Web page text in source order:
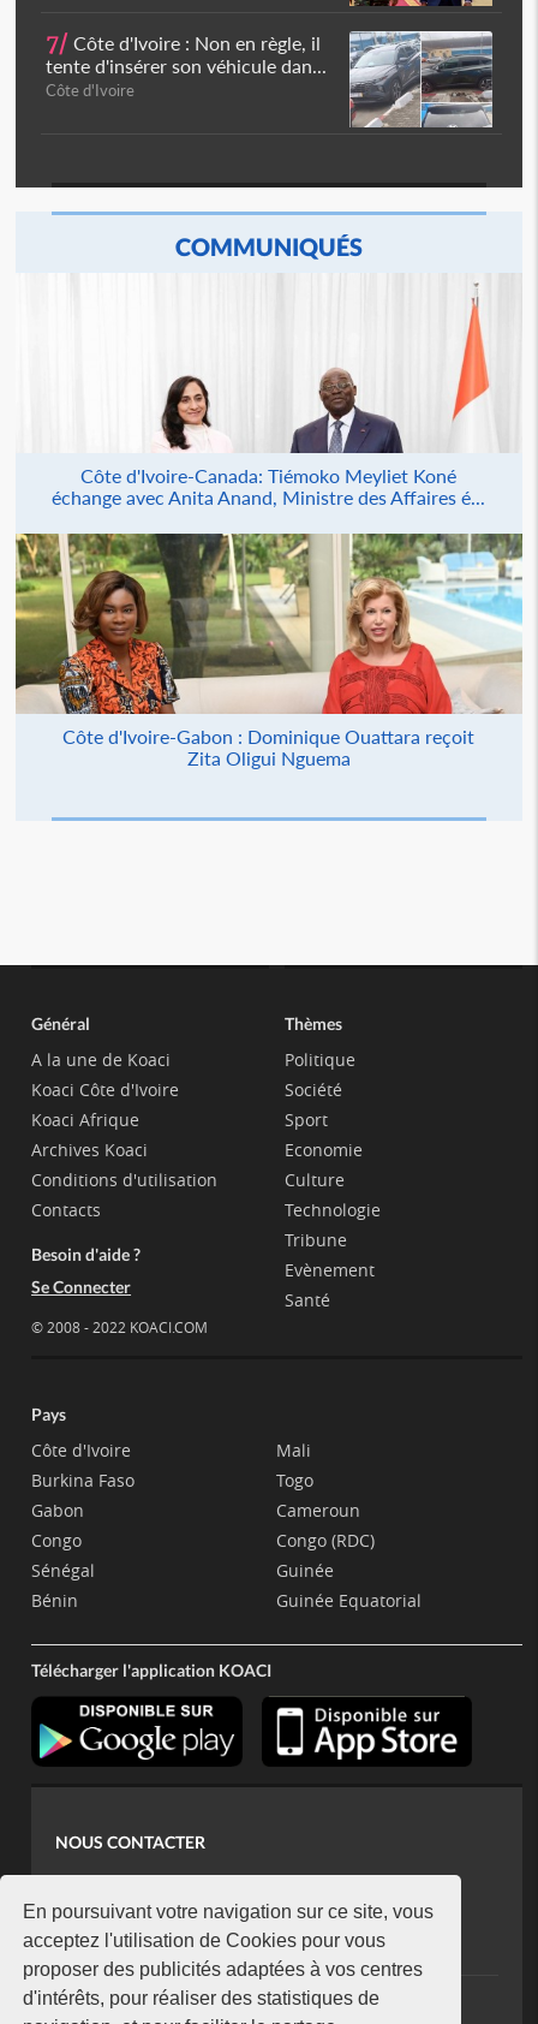
En poursuivant votre navigation sur ce site, vous
acceptez l'utilisation de Cookies pour vous
proposer des publicités adaptées à vos centres
d'intérêts, pour réaliser des statistiques de
7/ Côte d'Ivoire : Non en règle, il
tente d'insérer son véhicule dan...
Côte d'Ivoire
COMMUNIQUÉS
Côte d'Ivoire-Canada: Tiémoko Meyliet Koné
échange avec Anita Anand, Ministre des Affaires é...
Côte d'Ivoire-Gabon : Dominique Ouattara reçoit
Zita Oligui Nguema
Général
A la une de Koaci
Koaci Côte d'Ivoire
Koaci Afrique
Archives Koaci
Conditions d'utilisation
Contacts
Besoin d'aide ?
Se Connecter
© 2008 - 2022 KOACI.COM
Thèmes
Politique
Société
Sport
Economie
Culture
Technologie
Tribune
Evènement
Santé
Pays
Côte d'Ivoire
Burkina Faso
Gabon
Congo
Sénégal
Bénin
Mali
Togo
Cameroun
Congo (RDC)
Guinée
Guinée Equatorial
Télécharger l'application KOACI
NOUS CONTACTER
koaci@yahoo.fr
+225 07 08 85 52 93
NEWSLETTER